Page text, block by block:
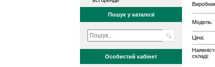
Пошук у каталозі
Особистий кабінет
Модель:
Ціна:
складі: